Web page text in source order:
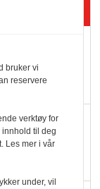
av
sin
bruker vi
reservere
verktøy for
til deg
Les mer i vår
under, vil